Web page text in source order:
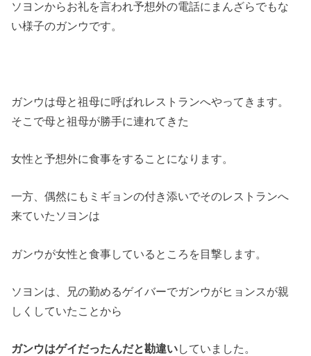
ソヨンからお礼を言われ予想外の電話にまんざらでもな
い様子のガンウです。
ガンウは母と祖母に呼ばれレストランへやってきます。
そこで母と祖母が勝手に連れてきた
女性と予想外に食事をすることになります。
一方、偶然にもミギョンの付き添いでそのレストランへ
来ていたソヨンは
ガンウが女性と食事しているところを目撃します。
ソヨンは、兄の勤めるゲイバーでガンウがヒョンスが親
しくしていたことから
ガンウはゲイだったんだと勘違いしていました。